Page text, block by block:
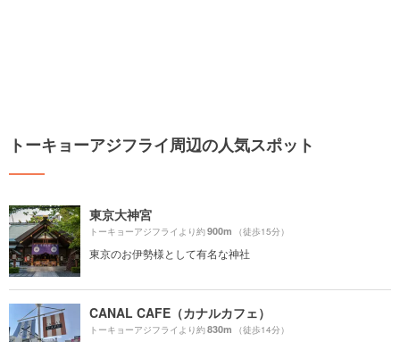
トーキョーアジフライ周辺の人気スポット
東京大神宮
トーキョーアジフライより約900m （徒歩15分）
東京のお伊勢様として有名な神社
CANAL CAFE（カナルカフェ）
トーキョーアジフライより約830m （徒歩14分）